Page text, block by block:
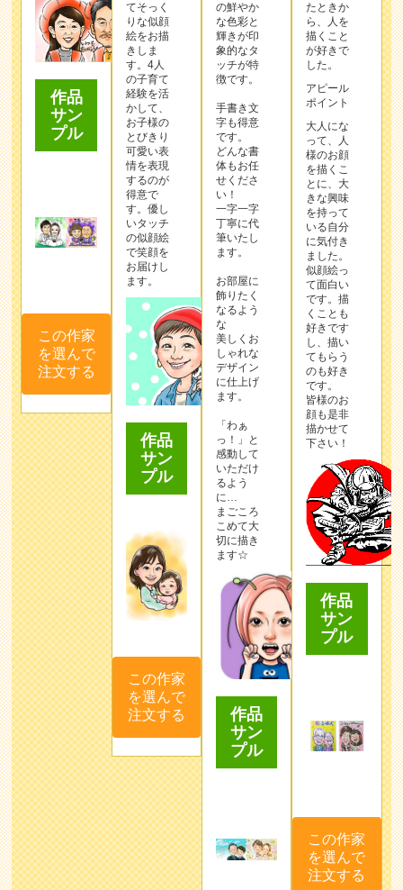
作品
サン
プル
この作家
を選んで
注文する
てそっく
りな似顔
絵をお描
きしま
す。4人
の子育て
経験を活
かして、
お子様の
とびきり
可愛い表
情を表現
するのが
得意で
す。優し
いタッチ
の似顔絵
で笑顔を
お届けし
ます。
作品
サン
プル
この作家
を選んで
注文する
の鮮やか
な色彩と
輝きが印
象的なタ
ッチが特
徴です。
手書き文
字も得意
です。
どんな書
体もお任
せくださ
い！
一字一字
丁寧に代
筆いたし
ます。
お部屋に
飾りたく
なるよう
な
美しくお
しゃれな
デザイン
に仕上げ
ます。
「わぁ
っ！」と
感動して
いただけ
るよう
に…
まごころ
こめて大
切に描き
ます☆
作品
サン
プル
たときか
ら、人を
描くこと
が好きで
した。
アピール
ポイント
大人にな
って、人
様のお顔
を描くこ
とに、大
きな興味
を持って
いる自分
に気付き
ました。
似顔絵っ
て面白い
です。描
くことも
好きです
し、描い
てもらう
のも好き
です。
皆様のお
顔も是非
描かせて
下さい！
作品
サン
プル
この作家
を選んで
注文する